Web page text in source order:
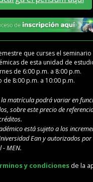
que curses el
de esta unidad de
de 6:00 p.m. a 8:00 p.m.
de 8:00 p.m. a 10:00 p.m.
matrícula podrá variar en
sobre este precio de
está sujeto a los
Ean y autorizados
- MEN.
y condicionesde la